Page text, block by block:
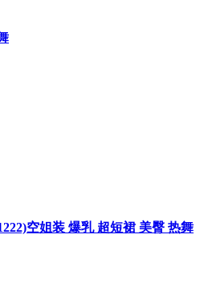
空姐装 爆乳 超短裙 美臀 热舞